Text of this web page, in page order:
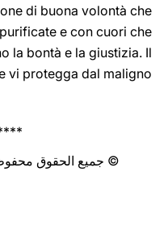
di buona volontà che
e con cuori che
la bontà e la giustizia. Il
vi protegga dal maligno!
© جميع الحقوق محفوظة